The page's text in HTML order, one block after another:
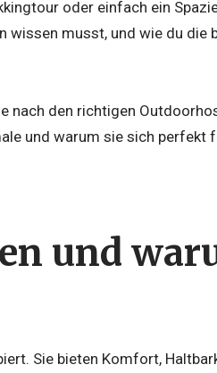
oder einfach ein
musst, und wie du die
nach den richtigen
und warum sie sich perfekt
und
Sie bieten Komfort,